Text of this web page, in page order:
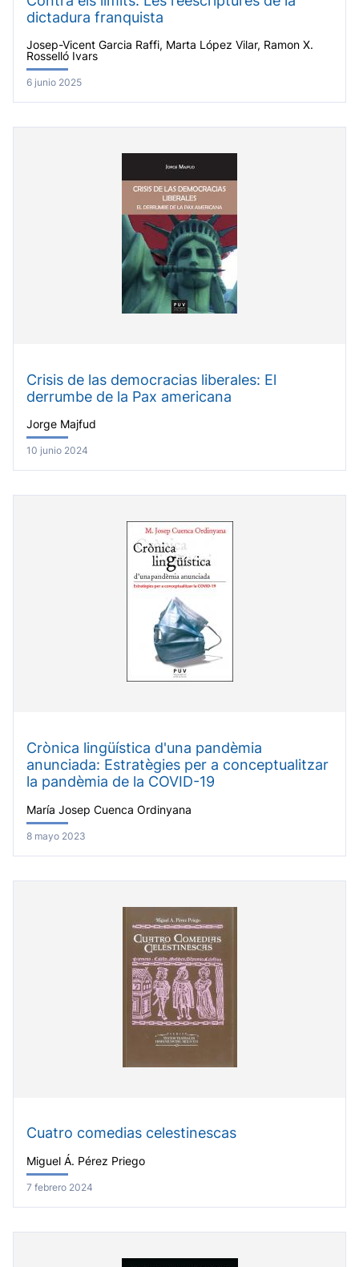
dictadura franquista
Josep-Vicent Garcia Raffi, Marta López Vilar, Ramon X.
Rosselló Ivars
6 junio 2025
Crisis de las democracias liberales: El
derrumbe de la Pax americana
Jorge Majfud
10 junio 2024
Crònica lingüística d'una pandèmia
anunciada: Estratègies per a conceptualitzar
la pandèmia de la COVID-19
María Josep Cuenca Ordinyana
8 mayo 2023
Cuatro comedias celestinescas
Miguel Á. Pérez Priego
7 febrero 2024